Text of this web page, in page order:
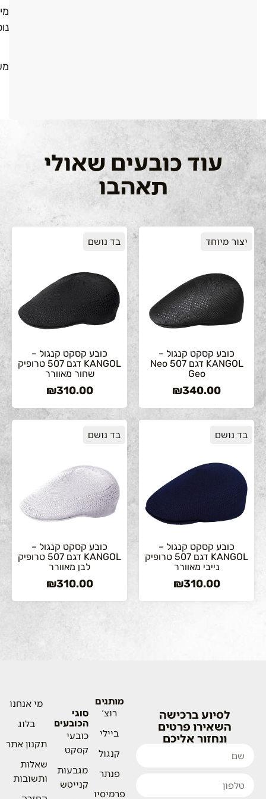
עוד כובעים שאולי
תאהבו
יצור מיוחד
כובע קסקט קנגול –
KANGOL דגם 507 Neo
Geo
₪340.00
בד נושם
כובע קסקט קנגול –
KANGOL דגם 507 טרופיק
שחור מאוורר
₪310.00
בד נושם
כובע קסקט קנגול –
KANGOL דגם 507 טרופיק
נייבי מאוורר
₪310.00
בד נושם
כובע קסקט קנגול –
KANGOL דגם 507 טרופיק
לבן מאוורר
₪310.00
מותגים
רוצ'
ביילי
קנגול
פנתר
פרמיסיו
סוגי
הכובעים
כובעי
קסקט
מגבעות
קנייטש
מי אנחנו
בלוג
תקנון אתר
שאלות
ותשובות
לסיוע ברכישה
השאירו פרטים
ונחזור אליכם